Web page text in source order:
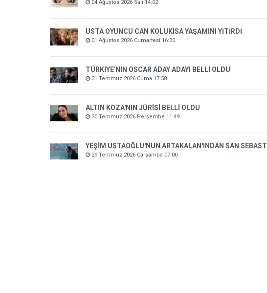
04 Ağustos 2026 Salı 14:02
USTA OYUNCU CAN KOLUKISA YAŞAMINI YİTİRDİ
01 Ağustos 2026 Cumartesi 16:30
TÜRKİYE'NİN OSCAR ADAY ADAYI BELLİ OLDU
31 Temmuz 2026 Cuma 17:58
ALTIN KOZA'NIN JÜRİSİ BELLİ OLDU
30 Temmuz 2026 Perşembe 11:49
YEŞİM USTAOĞLU'NUN ARTAKALAN'INDAN SAN
29 Temmuz 2026 Çarşamba 07:00